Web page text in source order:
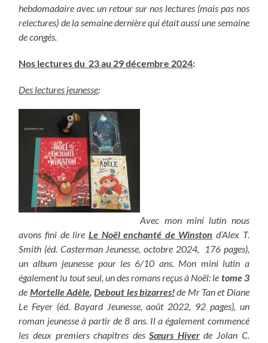
hebdomadaire avec un retour sur nos lectures (mais pas nos
relectures) de la semaine dernière qui était aussi une semaine
de congés.
Nos lectures du 23 au 29 décembre 2024:
Des lectures jeunesse:
Avec mon mini lutin nous
avons fini de lire Le Noël enchanté de Winston d’Alex T.
Smith (éd. Casterman Jeunesse, octobre 2024, 176 pages),
un album jeunesse pour les 6/10 ans. Mon mini lutin a
également lu tout seul, un des romans reçus à Noël: le tome 3
de Mortelle Adèle,Debout les bizarres!de Mr Tan et Diane
Le Feyer (éd. Bayard Jeunesse, août 2022, 92 pages), un
roman jeunesse à partir de 8 ans. Il a également commencé
les deux premiers chapitres desSœurs Hiverde Jolan C.